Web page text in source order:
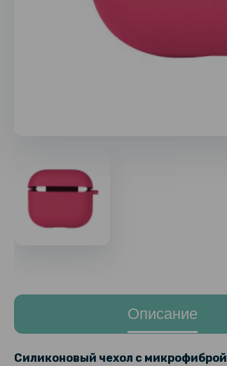
Описание
Силиконовый чехол с микрофиброй